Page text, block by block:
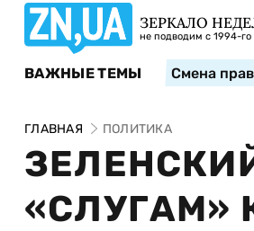
ЗЕРКАЛО
не подводим с 1994-го
ВАЖНЫЕ ТЕМЫ Смена
ГЛАВНАЯ ПОЛИТИКА
«СЛУГАМ»